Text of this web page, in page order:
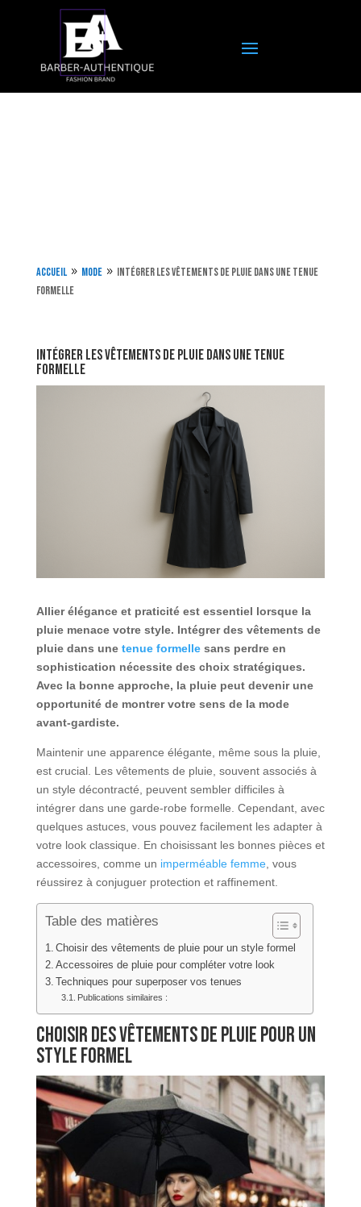
Accueil 9 Mode 9 Intégrer les vêtements de pluie dans une tenue
formelle
Intégrer les vêtements de pluie dans une tenue
formelle
Allier élégance et praticité est essentiel lorsque la
pluie menace votre style. Intégrer des vêtements de
pluie dans une tenue formellesans perdre en
sophistication nécessite des choix stratégiques.
Avec la bonne approche, la pluie peut devenir une
opportunité de montrer votre sens de la mode
avant-gardiste.
Maintenir une apparence élégante, même sous la pluie,
est crucial. Les vêtements de pluie, souvent associés à
un style décontracté, peuvent sembler difficiles à
intégrer dans une garde-robe formelle. Cependant, avec
quelques astuces, vous pouvez facilement les adapter à
votre look classique. En choisissant les bonnes pièces et
accessoires, comme un imperméable femme, vous
réussirez à conjuguer protection et raffinement.
Table des matières
Choisir des vêtements de pluie pour un style formel
Accessoires de pluie pour compléter votre look
Techniques pour superposer vos tenues
Publications similaires :
Choisir des vêtements de pluie pour un
style formel